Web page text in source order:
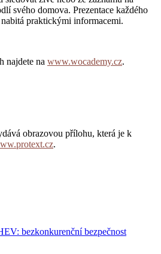
svého domova. Prezentace každého
praktickými informacemi.
najdete na www.wocademy.cz.
obrazovou přílohu, která je k
.